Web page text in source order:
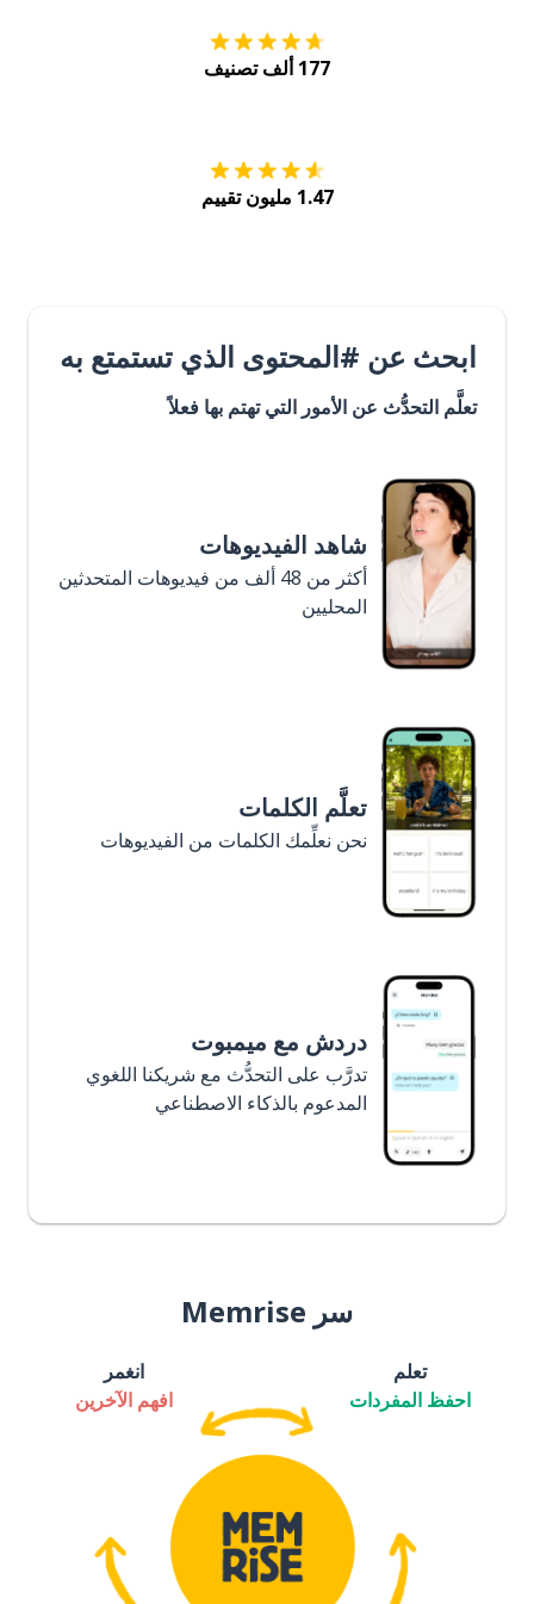
177 ألف تصنيف
1.47 مليون تقييم
ابحث عن #المحتوى الذي تستمتع به
تعلَّم التحدُّث عن الأمور التي تهتم بها فعلاً
شاهد الفيديوهات
أكثر من 48 ألف من فيديوهات المتحدثين
المحليين
تعلَّم الكلمات
نحن نعلِّمك الكلمات من الفيديوهات
دردش مع ميمبوت
تدرَّب على التحدُّث مع شريكنا اللغوي
المدعوم بالذكاء الاصطناعي
سر Memrise
تعلم
احفظ المفردات
انغمر
افهم الآخرين